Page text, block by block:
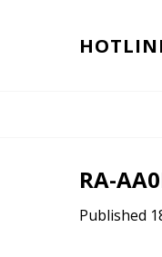
RA-
Published